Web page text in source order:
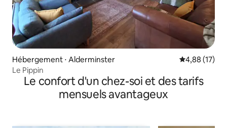
Hébergement ⋅ Alderminster Évaluation
4,88 (17)
Le Pippin
Le confort d'un chez-soi et des tarifs
mensuels avantageux